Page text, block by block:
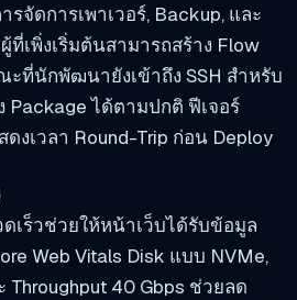
จัดการเพาเวอร์, Backup, และ
ที่เพิ่งเริ่มต้นสามารถสร้าง Flow
ที่นักพัฒนายังเข้าถึง SSH สำหรับ
Package ได้ตามปกติ ฟีเจอร์
งเวลา Round-Trip ก่อน Deploy
เร็วช่วยให้หน้าเว็บได้รับข้อมูล
Web Vitals Disk แบบ NVMe,
Throughput 40 Gbps ช่วยลด